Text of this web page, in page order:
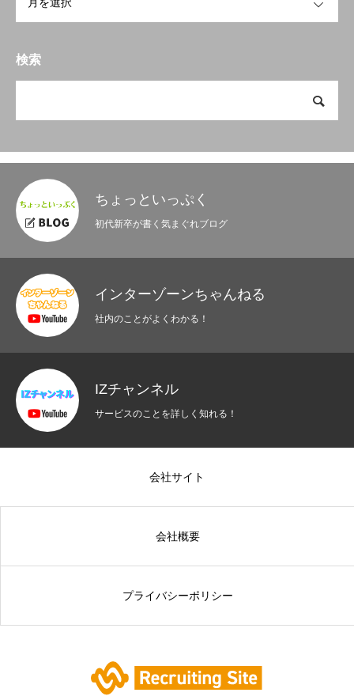
検索
ちょっといっぷく
初代新卒が書く気まぐれブログ
インターゾーンちゃんねる
社内のことがよくわかる！
IZチャンネル
サービスのことを詳しく知れる！
会社サイト
会社概要
プライバシーポリシー